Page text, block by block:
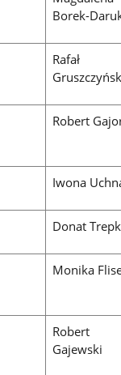
Borek-
Rafał
Robert
Iwona
Donat
Monika
Robert
Gajewski